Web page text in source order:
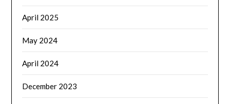
April 2025
May 2024
April 2024
December 2023